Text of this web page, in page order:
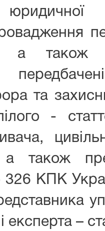
a також
та
-
a також
KПK
експерта –